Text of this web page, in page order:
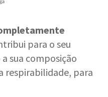
para o seu
sua composição
respirabilidade, para